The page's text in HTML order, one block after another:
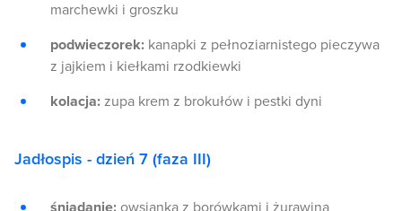
marchewki i groszku
podwieczorek: kanapki z pełnoziarnistego pieczywa
z jajkiem i kiełkami rzodkiewki
kolacja: zupa krem z brokułów i pestki dyni
Jadłospis - dzień 7 (faza III)